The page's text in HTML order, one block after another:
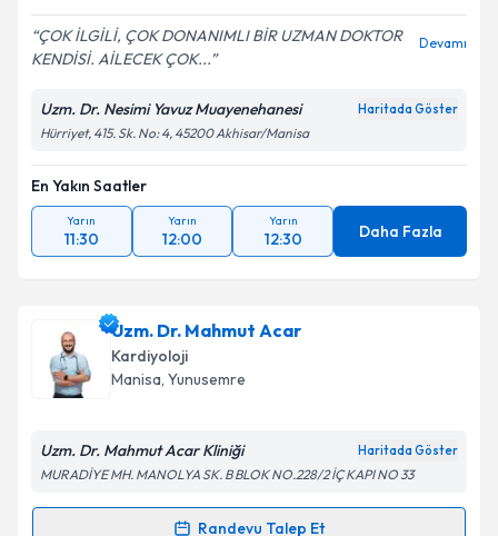
E-posta Adresiniz
Kişisel verilerimin işlenmesine ilişkin
kapsamda işlenmesini kabul ediyorum.
Takvim Talebini Gönder
ÇOK İLGİLİ, ÇOK DONANIMLI BİR UZMAN DOKTOR
KENDİSİ. AİLECEK ÇOK...
Devamı
Uzm. Dr. Nesimi Yavuz Muayenehanesi Haritada Göster
Hürriyet, 415. Sk. No: 4, 45200 Akhisar/Manisa
En Yakın Saatler
Yarın
11:30
Yarın
12:00
Yarın
12:30 Daha Fazla
Uzm. Dr. Mahmut Acar
Kardiyoloji
Manisa, Yunusemre
Uzm. Dr. Mahmut Acar Kliniği Haritada Göster
MURADİYE MH. MANOLYA SK. B BLOK NO.228/2 İÇ KAPI NO 33
Randevu Talep Et